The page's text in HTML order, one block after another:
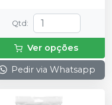
Qtd :
Ver opções
Pedir via Whatsapp